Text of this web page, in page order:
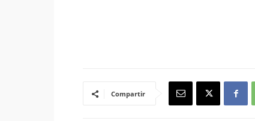
Compartir